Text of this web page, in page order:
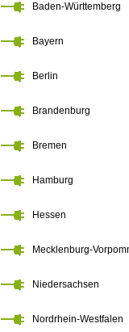
Baden-Württemberg
Bayern
Berlin
Brandenburg
Bremen
Hamburg
Hessen
Mecklenburg-
Niedersachsen
Nordrhein-Westfalen